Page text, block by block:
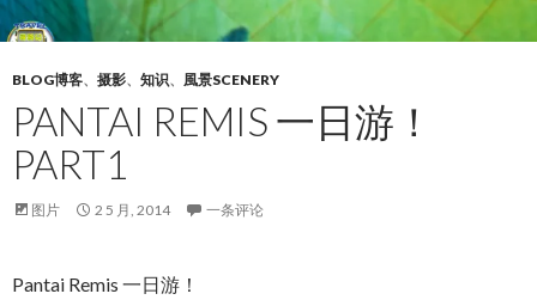
BLOG博客、 摄影、 知识、 風景SCENERY
PANTAI REMIS 一日游！
PART1
图片 2 5 月, 2014 一条评论
Pantai Remis 一日游！